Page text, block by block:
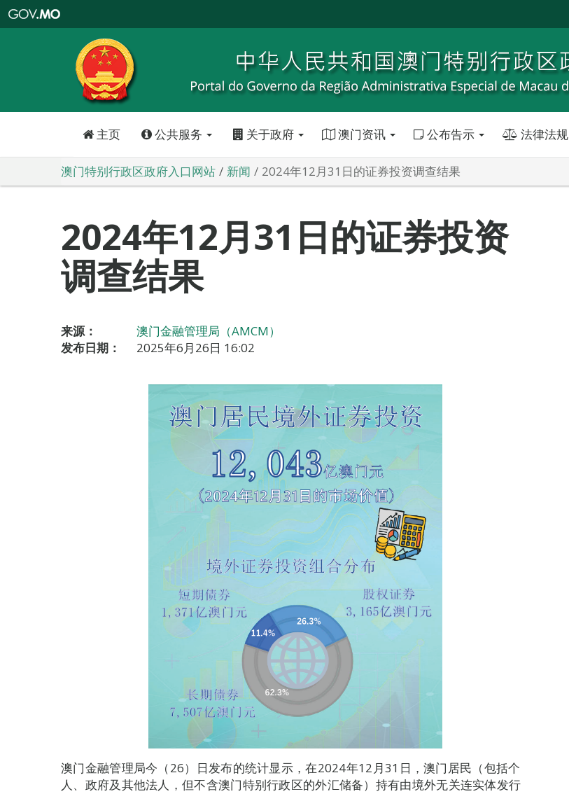
特
政
区
政
口
主页 公共服务 关于政府 澳门资讯 公布告示 法律法规
澳门特别行政区政府入口网站 新闻 2024年12月31日的证券投资调查结果
2024年12月31日的证券投资
调查结果
来源：
澳门金融管理局（AMCM）
发布日期：
2025年6月26日 16:02
澳门金融管理局今（26）日发布的统计显示，在2024年12月31日，澳门居民（包括个
人、政府及其他法人，但不含澳门特别行政区的外汇储备）持有由境外无关连实体发行